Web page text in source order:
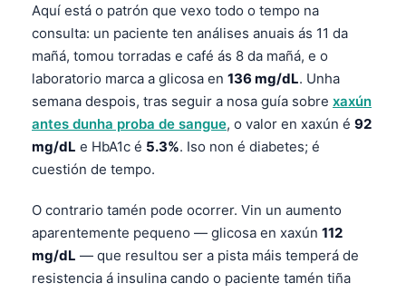
Aquí está o patrón que vexo todo o tempo na
consulta: un paciente ten análises anuais ás 11 da
mañá, tomou torradas e café ás 8 da mañá, e o
laboratorio marca a glicosa en 136 mg/dL. Unha
semana despois, tras seguir a nosa guía sobre xaxún
antes dunha proba de sangue, o valor en xaxún é 92
mg/dL e HbA1c é 5.3%. Iso non é diabetes; é
cuestión de tempo.
O contrario tamén pode ocorrer. Vin un aumento
aparentemente pequeno — glicosa en xaxún 112
mg/dL — que resultou ser a pista máis temperá de
resistencia á insulina cando o paciente tamén tiña